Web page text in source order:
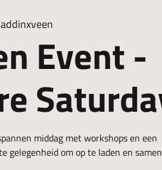
Event -
middag met workshops en een
gelegenheid om op te laden en